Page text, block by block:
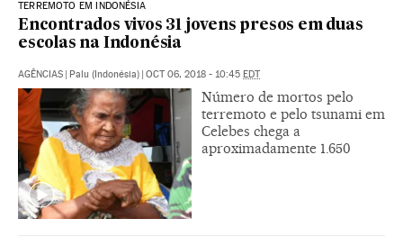
TERREMOTO EM INDONÉSIA
Encontrados vivos 31 jovens presos em duas
escolas na Indonésia
AGÊNCIAS | Palu (Indonésia) | OCT 06, 2018 - 10:45 EDT
Número de mortos pelo
terremoto e pelo tsunami em
Celebes chega a
aproximadamente 1.650